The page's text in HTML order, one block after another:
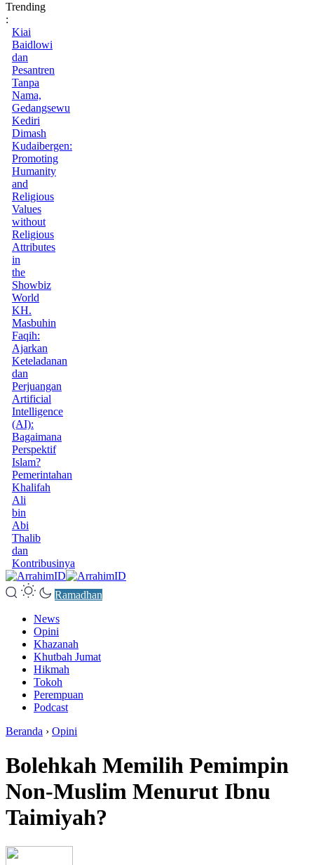
Trending
:
Kiai
Baidlowi
dan
Pesantren
Tanpa
Nama,
Gedangsewu
Kediri
Dimash
Kudaibergen:
Promoting
Humanity
and
Religious
Values
without
Religious
Attributes
in
the
Showbiz
World
KH.
Masbuhin
Faqih:
Ajarkan
Keteladanan
dan
Perjuangan
Artificial
Intelligence
(AI):
Bagaimana
Perspektif
Islam?
Pemerintahan
Khalifah
Ali
bin
Abi
Thalib
dan
Kontribusinya
Ramadhan
News
Opini
Khazanah
Khutbah Jumat
Hikmah
Tokoh
Perempuan
Podcast
Beranda › Opini
Bolehkah Memilih Pemimpin
Non-Muslim Menurut Ibnu
Taimiyah?